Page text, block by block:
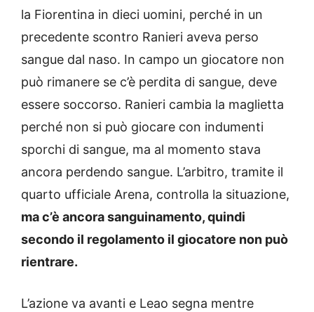
la Fiorentina in dieci uomini, perché in un
precedente scontro Ranieri aveva perso
sangue dal naso. In campo un giocatore non
può rimanere se c’è perdita di sangue, deve
essere soccorso. Ranieri cambia la maglietta
perché non si può giocare con indumenti
sporchi di sangue, ma al momento stava
ancora perdendo sangue. L’arbitro, tramite il
quarto ufficiale Arena, controlla la situazione,
ma c’è ancora sanguinamento, quindi
secondo il regolamento il giocatore non può
rientrare.
L’azione va avanti e Leao segna mentre